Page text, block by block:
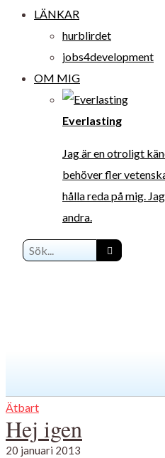
LÄNKAR
hurblirdet
jobs4development
OM MIG
Everlasting
Jag är en otroligt
behöver fler
hålla reda på mig.
andra.
Ätbart
Hej igen
20 januari 2013